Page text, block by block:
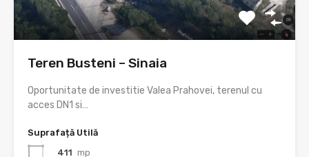
Teren Busteni – Sinaia
Oportunitate de investitie Valea Prahovei, terenul cu
acces DN1 si…
Suprafață Utilă
411 mp